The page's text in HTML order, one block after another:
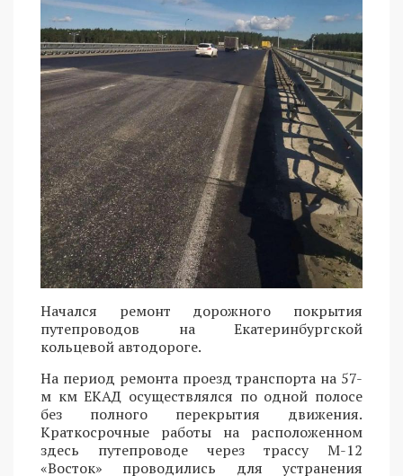
Начался ремонт дорожного покрытия
путепроводов на Екатеринбургской
кольцевой автодороге.
На период ремонта проезд транспорта на 57-
м км ЕКАД осуществлялся по одной полосе
без полного перекрытия движения.
Краткосрочные работы на расположенном
здесь путепроводе через трассу М-12
«Восток» проводились для устранения